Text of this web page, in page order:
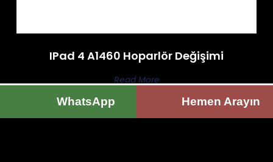
IPad 4 A1460 Hoparlör Değişimi
Read More
WhatsApp Hemen Arayın